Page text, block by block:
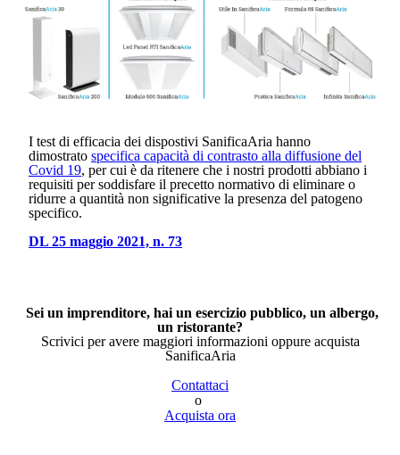
I test di efficacia dei dispostivi SanificaAria hanno
dimostrato specifica capacità di contrasto alla diffusione del
Covid 19, per cui è da ritenere che i nostri prodotti abbiano i
requisiti per soddisfare il precetto normativo di eliminare o
ridurre a quantità non significative la presenza del patogeno
specifico.
DL 25 maggio 2021, n. 73
Sei un imprenditore, hai un esercizio pubblico, un albergo,
un ristorante?
Scrivici per avere maggiori informazioni oppure acquista
SanificaAria
Contattaci
o
Acquista ora